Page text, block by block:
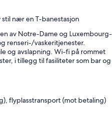
stil nær en T-banestasjon
av Notre-Dame og Luxembourg-
renseri-/vaskeritjenester.
og avslapning. Wi-fi på rommet
i tillegg til fasiliteter som bar og
flyplasstransport (mot betaling)